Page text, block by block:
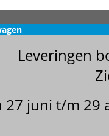
Leveringen
27 juni t/m 29